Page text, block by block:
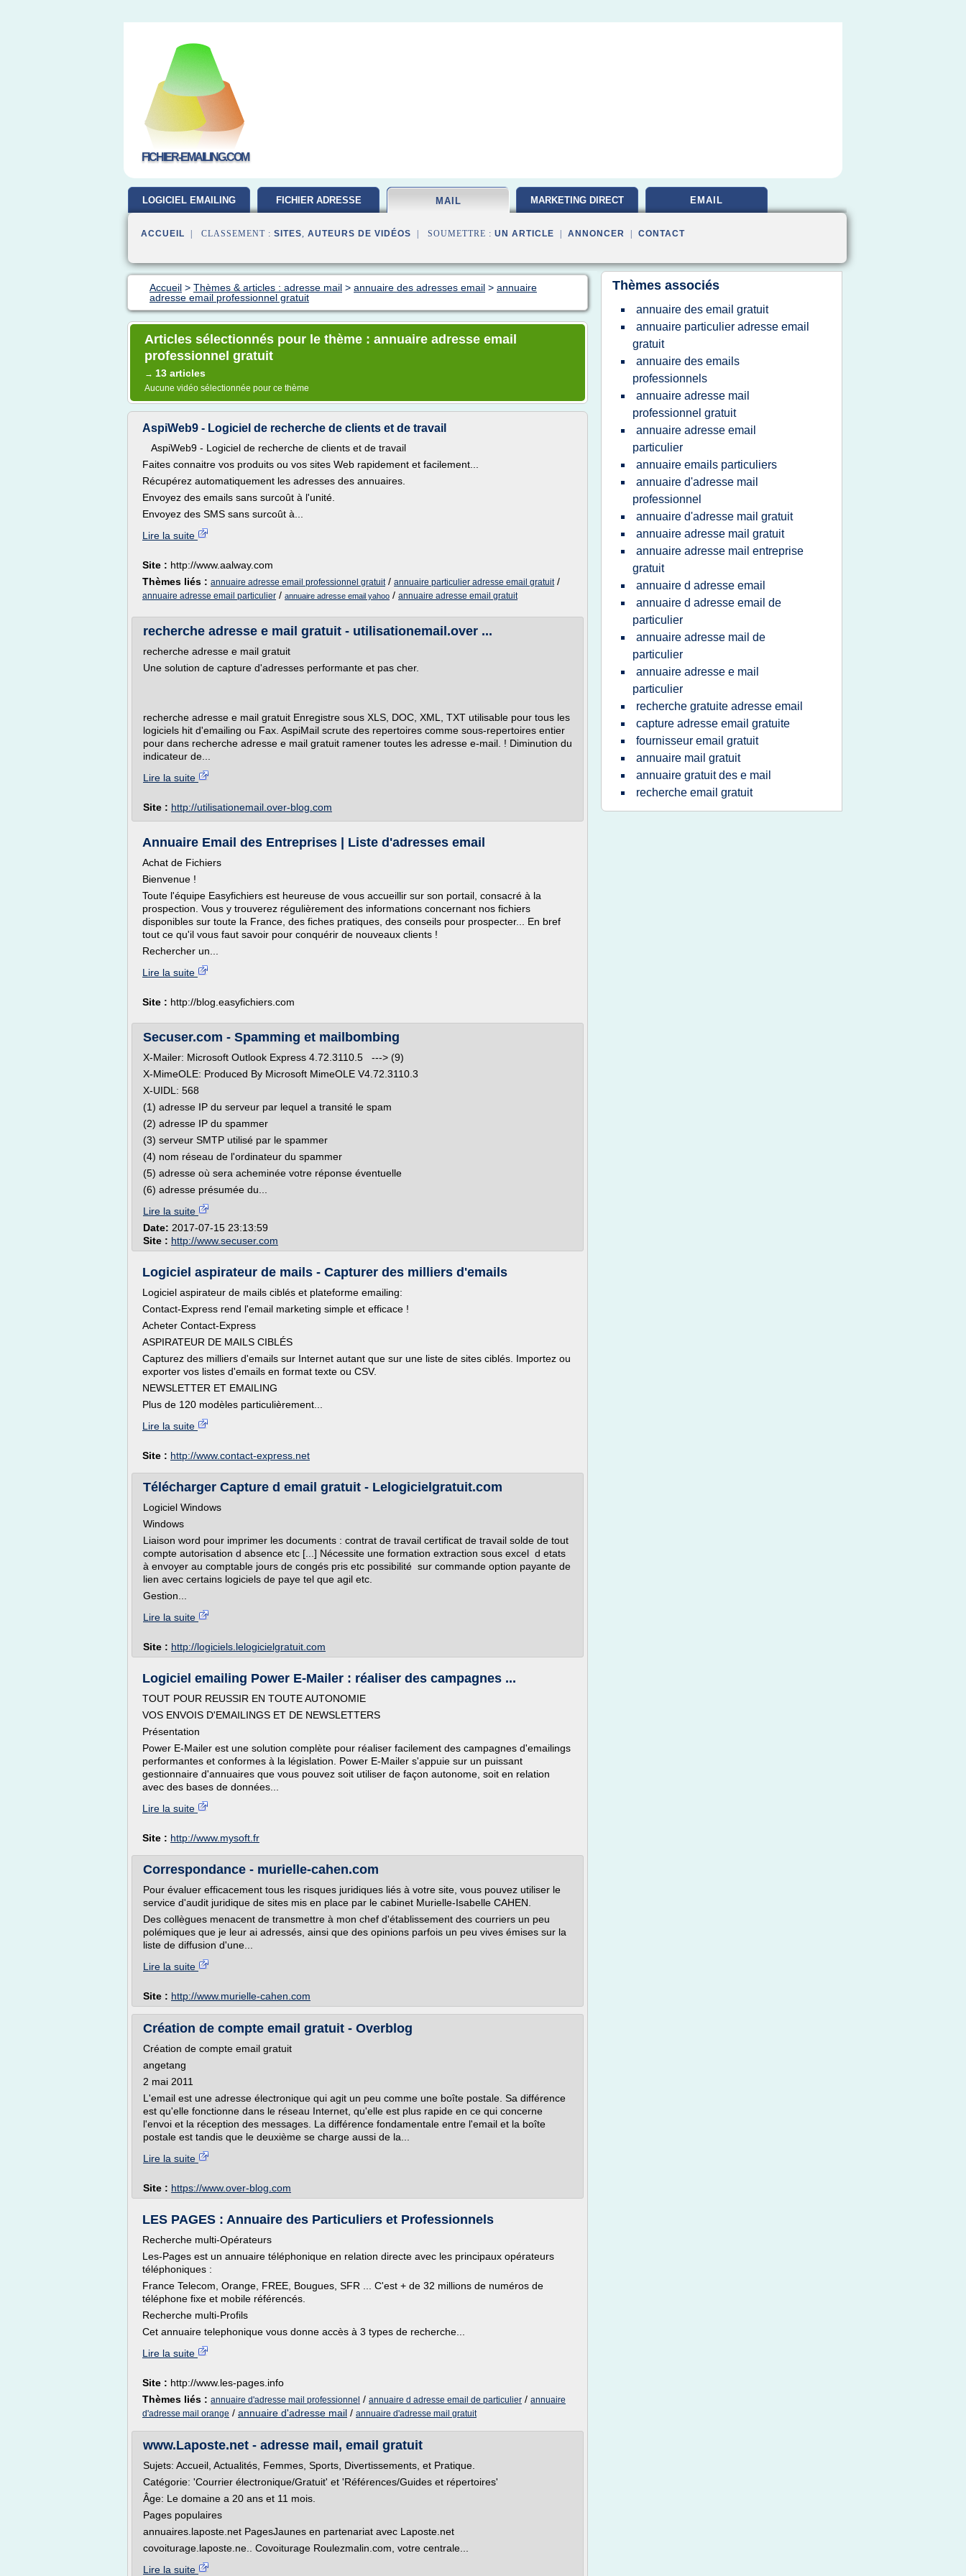
FICHIER-EMAILING.COM
LOGICIEL EMAILING FICHIER ADRESSE MAIL MARKETING DIRECT EMAIL
ACCUEIL | CLASSEMENT : SITES, AUTEURS DE VIDÉOS | SOUMETTRE : UN ARTICLE ANNONCER CONTACT
Accueil > Thèmes & articles : adresse mail > annuaire des adresses email > annuaire
adresse email professionnel gratuit
Articles sélectionnés pour le thème : annuaire adresse email
professionnel gratuit
→ 13 articles
Aucune vidéo sélectionnée pour ce thème
AspiWeb9 - Logiciel de recherche de clients et de travail
AspiWeb9 - Logiciel de recherche de clients et de travail
Faites connaitre vos produits ou vos sites Web rapidement et facilement...
Récupérez automatiquement les adresses des annuaires.
Envoyez des emails sans surcoût à l'unité.
Envoyez des SMS sans surcoût à...
Lire la suite
Site : http://www.aalway.com
Thèmes liés : annuaire adresse email professionnel gratuit/ annuaire particulier adresse email gratuit/
annuaire adresse email particulier / annuaire adresse email yahoo / annuaire adresse email gratuit
recherche adresse e mail gratuit - utilisationemail.over ...
recherche adresse e mail gratuit
Une solution de capture d'adresses performante et pas cher.
recherche adresse e mail gratuit Enregistre sous XLS, DOC, XML, TXT utilisable pour tous les
logiciels hit d'emailing ou Fax. AspiMail scrute des repertoires comme sous-repertoires entier
pour dans recherche adresse e mail gratuit ramener toutes les adresse e-mail. ! Diminution du
indicateur de...
Lire la suite
Site : http://utilisationemail.over-blog.com
Annuaire Email des Entreprises | Liste d'adresses email
Achat de Fichiers
Bienvenue !
Toute l'équipe Easyfichiers est heureuse de vous accueillir sur son portail, consacré à la
prospection. Vous y trouverez régulièrement des informations concernant nos fichiers
disponibles sur toute la France, des fiches pratiques, des conseils pour prospecter... En bref
tout ce qu'il vous faut savoir pour conquérir de nouveaux clients !
Rechercher un...
Lire la suite
Site : http://blog.easyfichiers.com
Secuser.com - Spamming et mailbombing
X-Mailer: Microsoft Outlook Express 4.72.3110.5 ---> (9)
X-MimeOLE: Produced By Microsoft MimeOLE V4.72.3110.3
X-UIDL: 568
(1) adresse IP du serveur par lequel a transité le spam
(2) adresse IP du spammer
(3) serveur SMTP utilisé par le spammer
(4) nom réseau de l'ordinateur du spammer
(5) adresse où sera acheminée votre réponse éventuelle
(6) adresse présumée du...
Lire la suite
Date: 2017-07-15 23:13:59
Site : http://www.secuser.com
Logiciel aspirateur de mails - Capturer des milliers d'emails
Logiciel aspirateur de mails ciblés et plateforme emailing:
Contact-Express rend l'email marketing simple et efficace !
Acheter Contact-Express
ASPIRATEUR DE MAILS CIBLÉS
Capturez des milliers d'emails sur Internet autant que sur une liste de sites ciblés. Importez ou
exporter vos listes d'emails en format texte ou CSV.
NEWSLETTER ET EMAILING
Plus de 120 modèles particulièrement...
Lire la suite
Site : http://www.contact-express.net
Télécharger Capture d email gratuit - Lelogicielgratuit.com
Logiciel Windows
Windows
Liaison word pour imprimer les documents : contrat de travail certificat de travail solde de tout
compte autorisation d absence etc [...] Nécessite une formation extraction sous excel d etats
à envoyer au comptable jours de congés pris etc possibilité sur commande option payante de
lien avec certains logiciels de paye tel que agil etc.
Gestion...
Lire la suite
Site : http://logiciels.lelogicielgratuit.com
Logiciel emailing Power E-Mailer : réaliser des campagnes ...
TOUT POUR REUSSIR EN TOUTE AUTONOMIE
VOS ENVOIS D'EMAILINGS ET DE NEWSLETTERS
Présentation
Power E-Mailer est une solution complète pour réaliser facilement des campagnes d'emailings
performantes et conformes à la législation. Power E-Mailer s'appuie sur un puissant
gestionnaire d'annuaires que vous pouvez soit utiliser de façon autonome, soit en relation
avec des bases de données...
Lire la suite
Site : http://www.mysoft.fr
Correspondance - murielle-cahen.com
Pour évaluer efficacement tous les risques juridiques liés à votre site, vous pouvez utiliser le
service d'audit juridique de sites mis en place par le cabinet Murielle-Isabelle CAHEN.
Des collègues menacent de transmettre à mon chef d'établissement des courriers un peu
polémiques que je leur ai adressés, ainsi que des opinions parfois un peu vives émises sur la
liste de diffusion d'une...
Lire la suite
Site : http://www.murielle-cahen.com
Création de compte email gratuit - Overblog
Création de compte email gratuit
angetang
2 mai 2011
L'email est une adresse électronique qui agit un peu comme une boîte postale. Sa différence
est qu'elle fonctionne dans le réseau Internet, qu'elle est plus rapide en ce qui concerne
l'envoi et la réception des messages. La différence fondamentale entre l'email et la boîte
postale est tandis que le deuxième se charge aussi de la...
Lire la suite
Site : https://www.over-blog.com
LES PAGES : Annuaire des Particuliers et Professionnels
Recherche multi-Opérateurs
Les-Pages est un annuaire téléphonique en relation directe avec les principaux opérateurs
téléphoniques :
France Telecom, Orange, FREE, Bougues, SFR ... C'est + de 32 millions de numéros de
téléphone fixe et mobile référencés.
Recherche multi-Profils
Cet annuaire telephonique vous donne accès à 3 types de recherche...
Lire la suite
Site : http://www.les-pages.info
Thèmes liés : annuaire d'adresse mail professionnel / annuaire d adresse email de particulier / annuaire
d'adresse mail orange / annuaire d'adresse mail / annuaire d'adresse mail gratuit
www.Laposte.net - adresse mail, email gratuit
Sujets: Accueil, Actualités, Femmes, Sports, Divertissements, et Pratique.
Catégorie: 'Courrier électronique/Gratuit' et 'Références/Guides et répertoires'
Âge: Le domaine a 20 ans et 11 mois.
Pages populaires
annuaires.laposte.net PagesJaunes en partenariat avec Laposte.net
covoiturage.laposte.ne.. Covoiturage Roulezmalin.com, votre centrale...
Lire la suite
Thèmes associés
annuaire des email gratuit
annuaire particulier adresse email
gratuit
annuaire des emails
professionnels
annuaire adresse mail
professionnel gratuit
annuaire adresse email
particulier
annuaire emails particuliers
annuaire d'adresse mail
professionnel
annuaire d'adresse mail gratuit
annuaire adresse mail gratuit
annuaire adresse mail entreprise
gratuit
annuaire d adresse email
annuaire d adresse email de
particulier
annuaire adresse mail de
particulier
annuaire adresse e mail
particulier
recherche gratuite adresse email
capture adresse email gratuite
fournisseur email gratuit
annuaire mail gratuit
annuaire gratuit des e mail
recherche email gratuit